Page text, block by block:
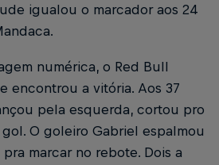
igualou o marcador aos 24
numérica, o Red Bull
encontrou a vitória. Aos 37
pela esquerda, cortou pro
O goleiro Gabriel espalmou
marcar no rebote. Dois a